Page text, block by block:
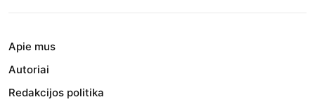
Apie mus
Autoriai
Redakcijos politika